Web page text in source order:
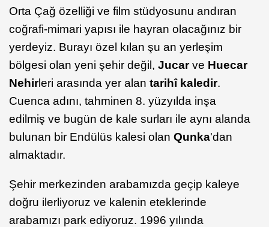
Orta Çağ özelliği ve film stüdyosunu andıran
coğrafi-mimari yapısı ile hayran olacağınız bir
yerdeyiz. Burayı özel kılan şu an yerleşim
bölgesi olan yeni şehir değil, Jucarve Huecar
Nehirleri arasında yer alan tarihî kaledir.
Cuenca adını, tahminen 8. yüzyılda inşa
edilmiş ve bugün de kale surları ile aynı alanda
bulunan bir Endülüs kalesi olan Qunka'dan
almaktadır.
Şehir merkezinden arabamızda geçip kaleye
doğru ilerliyoruz ve kalenin eteklerinde
arabamızı park ediyoruz. 1996 yılında